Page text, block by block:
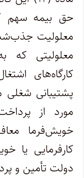
حق بیمه سهم
معلولیت
معلولیتی که
کارگاه‌های
پشتیبانی
مورد از
خویش‌‏فرما
کارفرمایی یا
دولت تأمین و